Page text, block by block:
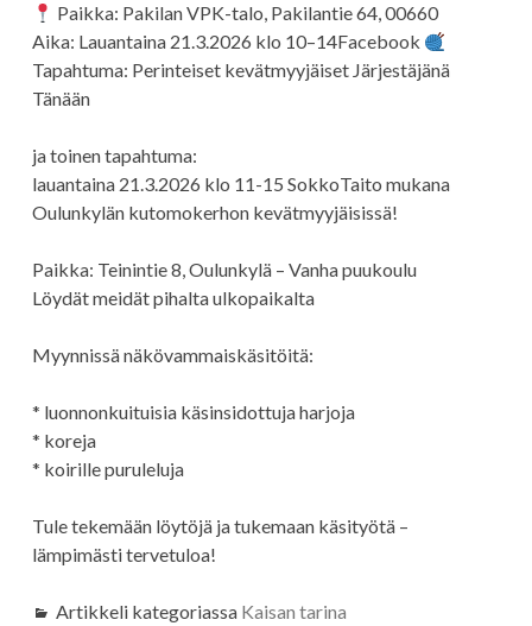
Paikka: Pakilan VPK-talo, Pakilantie 64, 00660
Aika: Lauantaina 21.3.2026 klo 10–14Facebook
Tapahtuma: Perinteiset kevätmyyjäiset Järjestäjänä
Tänään
ja toinen tapahtuma:
lauantaina 21.3.2026 klo 11-15 SokkoTaito mukana
Oulunkylän kutomokerhon kevätmyyjäisissä!
Paikka: Teinintie 8, Oulunkylä – Vanha puukoulu
Löydät meidät pihalta ulkopaikalta
Myynnissä näkövammaiskäsitöitä:
* luonnonkuituisia käsinsidottuja harjoja
* koreja
* koirille puruleluja
Tule tekemään löytöjä ja tukemaan käsityötä –
lämpimästi tervetuloa!
Artikkeli kategoriassa Kaisan tarina